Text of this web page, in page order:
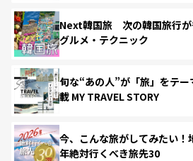
Next韓国旅 次の韓国旅行が
グルメ・テクニック
旬な“あの人”が「旅」をテ
載 MY TRAVEL STORY
今、こんな旅がしてみたい
年絶対行くべき旅先30